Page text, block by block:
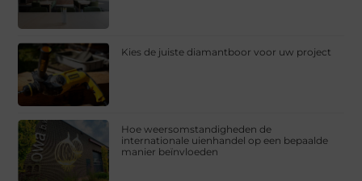
Kies de juiste diamantboor voor uw project
Hoe weersomstandigheden de
internationale uienhandel op een bepaalde
manier beïnvloeden